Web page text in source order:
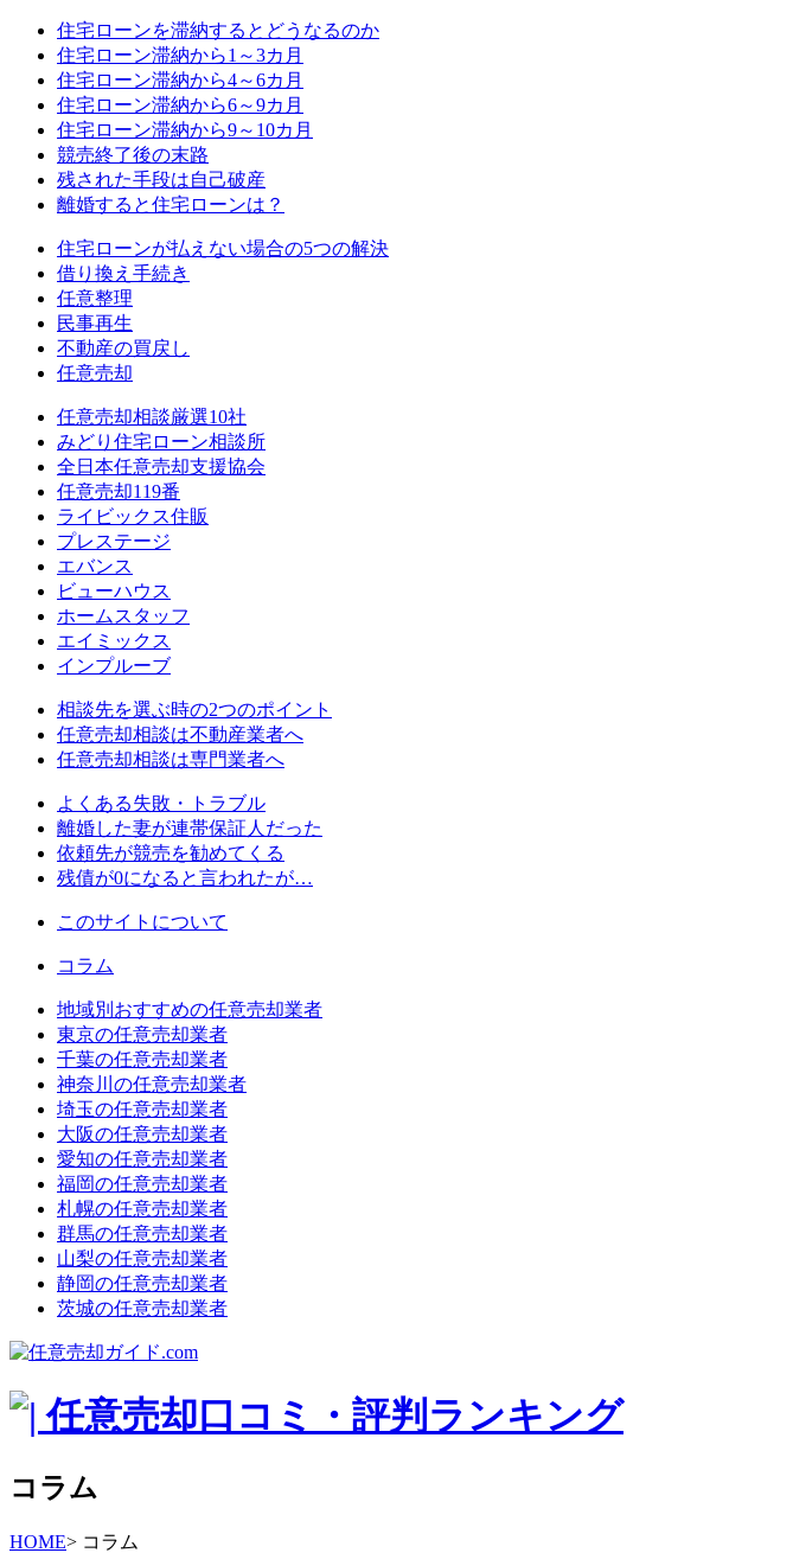
住宅ローンを滞納するとどうなるのか
住宅ローン滞納から1～3カ月
住宅ローン滞納から4～6カ月
住宅ローン滞納から6～9カ月
住宅ローン滞納から9～10カ月
競売終了後の末路
残された手段は自己破産
離婚すると住宅ローンは？
住宅ローンが払えない場合の5つの解決
借り換え手続き
任意整理
民事再生
不動産の買戻し
任意売却
任意売却相談厳選10社
みどり住宅ローン相談所
全日本任意売却支援協会
任意売却119番
ライビックス住販
プレステージ
エバンス
ビューハウス
ホームスタッフ
エイミックス
インプルーブ
相談先を選ぶ時の2つのポイント
任意売却相談は不動産業者へ
任意売却相談は専門業者へ
よくある失敗・トラブル
離婚した妻が連帯保証人だった
依頼先が競売を勧めてくる
残債が0になると言われたが…
このサイトについて
コラム
地域別おすすめの任意売却業者
東京の任意売却業者
千葉の任意売却業者
神奈川の任意売却業者
埼玉の任意売却業者
大阪の任意売却業者
愛知の任意売却業者
福岡の任意売却業者
札幌の任意売却業者
群馬の任意売却業者
山梨の任意売却業者
静岡の任意売却業者
茨城の任意売却業者
コラム
HOME> コラム